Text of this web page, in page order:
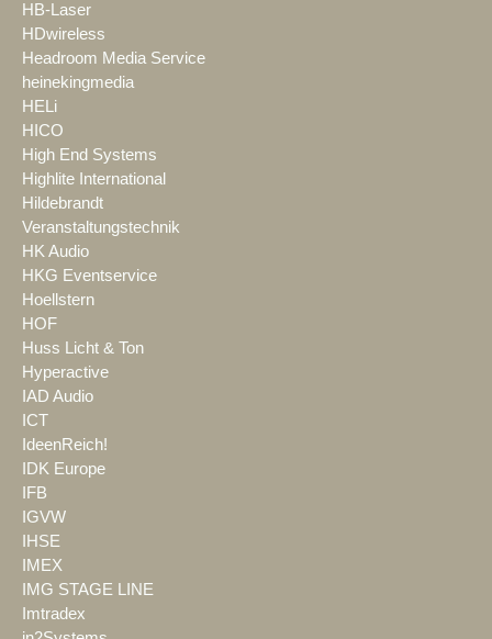
HB-Laser
HDwireless
Headroom Media Service
heinekingmedia
HELi
HICO
High End Systems
Highlite International
Hildebrandt
Veranstaltungstechnik
HK Audio
HKG Eventservice
Hoellstern
HOF
Huss Licht & Ton
Hyperactive
IAD Audio
ICT
IdeenReich!
IDK Europe
IFB
IGVW
IHSE
IMEX
IMG STAGE LINE
Imtradex